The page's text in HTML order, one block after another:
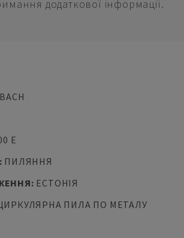
додаткової інформації.
E
: ПИЛЯННЯ
: ЕСТОНІЯ
ПИЛА ПО МЕТАЛУ